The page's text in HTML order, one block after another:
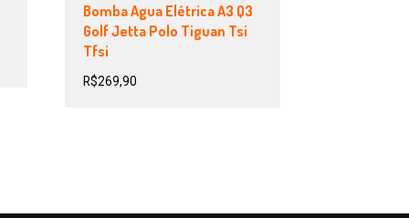
Bomba Agua Elétrica A3 Q3
Golf Jetta Polo Tiguan Tsi
Tfsi
R$269,90